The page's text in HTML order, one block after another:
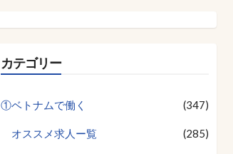
カテゴリー
①ベトナムで働く (347)
オススメ求人ー覧 (285)